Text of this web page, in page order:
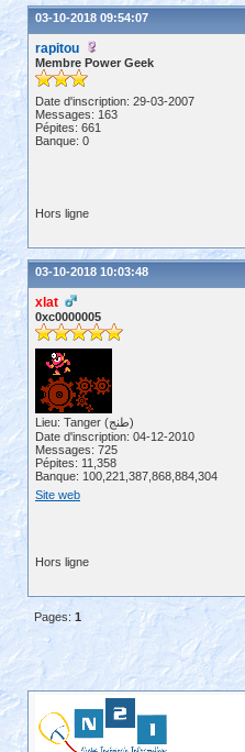
03-10-2018 09:54:07
rapitou
Membre Power Geek
Date d'inscription: 29-03-2007
Messages: 163
Pépites: 661
Banque: 0
Hors ligne
03-10-2018 10:03:48
xlat
0xc0000005
Lieu: Tanger (طنج)
Date d'inscription: 04-12-2010
Messages: 725
Pépites: 11,358
Banque: 100,221,387,868,884,304
Site web
Hors ligne
Pages: 1